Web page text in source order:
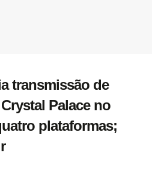
transmissão de
Palace no
plataformas;